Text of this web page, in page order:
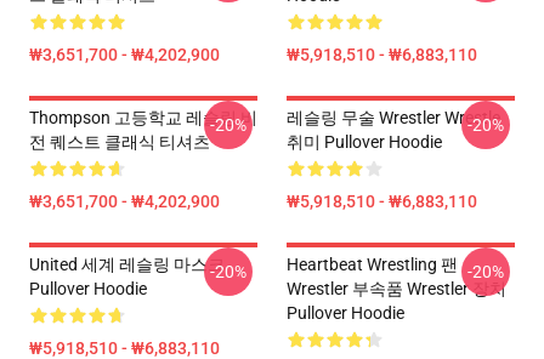
₩3,651,700 - ₩4,202,900 ₩5,918,510 - ₩6,883,110
Thompson 고등학교 레슬링 비
전 퀘스트 클래식 티셔츠
₩3,651,700 - ₩4,202,900
-20%
레슬링 무술 Wrestler Wrestle
취미 Pullover Hoodie
₩5,918,510 - ₩6,883,110
-20%
United 세계 레슬링 마스크
Pullover Hoodie
₩5,918,510 - ₩6,883,110
-20%
Heartbeat Wrestling 팬
Wrestler 부속품 Wrestler 장치
Pullover Hoodie
-20%